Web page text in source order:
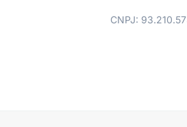
CNPJ: